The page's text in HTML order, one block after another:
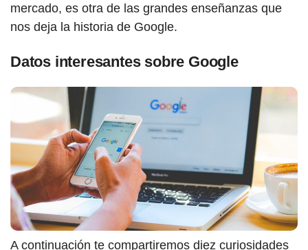
mercado, es otra de las grandes enseñanzas que
nos deja la historia de Google.
Datos interesantes sobre Google
A continuación te compartiremos diez curiosidades